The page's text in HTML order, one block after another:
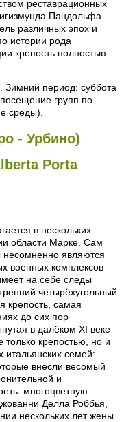
реставрационных
Пандольфа
различных эпох и
истории рода
крепость полностью
Зимний период: суббота
групп по
среды).
- Урбино)
Porta
в нескольких
области Марке. Сам
являются
военных комплексов
на себе следы
четырёхугольный
крепость, самая
до сих пор
в далёком XI веке
крепостью, но и
итальянских семей:
внесли весомый
и
многоцветную
Делла Роббья,
нескольких лет жены